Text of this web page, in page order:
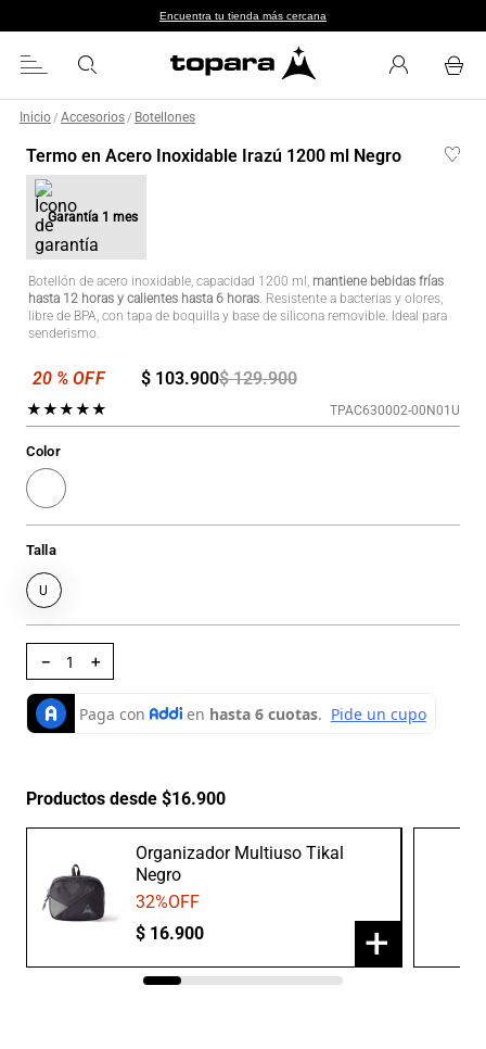
Encuentra tu tienda más cercana
Inicio / Accesorios / Botellones
Termo en Acero Inoxidable Irazú 1200 ml Negro
Garantía 1 mes
Botellón de acero inoxidable, capacidad 1200 ml, mantiene bebidas frías
hasta 12 horas y calientes hasta 6 horas. Resistente a bacterias y olores,
libre de BPA, con tapa de boquilla y base de silicona removible. Ideal para
senderismo.
$ 129.900
$ 103.900
★★★★★ TPAC630002-00N01U
Talla
U
Color
＋
－
Productos desde $16.900
Organizador Multiuso Tikal
Negro
32%OFF
$ 16.900 +